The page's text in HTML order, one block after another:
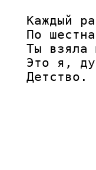
Каждый
По
Ты взяла
Это я,